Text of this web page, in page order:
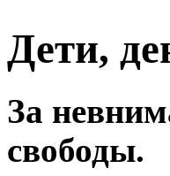
Дети,
За
свободы.